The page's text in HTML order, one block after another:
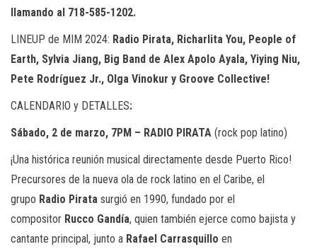
llamando al 718-585-1202.
LINEUP de MIM 2024: Radio Pirata, Richarlita You, People of
Earth, Sylvia Jiang, Big Band de Alex Apolo Ayala, Yiying Niu,
Pete Rodríguez Jr., Olga Vinokur y Groove Collective!
CALENDARIO y DETALLES:
Sábado, 2 de marzo, 7PM – RADIO PIRATA (rock pop latino)
¡Una histórica reunión musical directamente desde Puerto Rico!
Precursores de la nueva ola de rock latino en el Caribe, el
grupo Radio Pirata surgió en 1990, fundado por el
compositor Rucco Gandía, quien también ejerce como bajista y
cantante principal, junto a Rafael Carrasquillo en